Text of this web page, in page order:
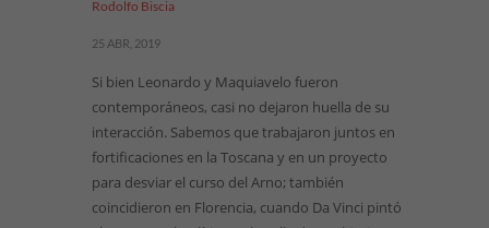
Rodolfo Biscia
25 ABR, 2019
Si bien Leonardo y Maquiavelo fueron
contemporáneos, casi no dejaron huella de su
interacción. Sabemos que trabajaron juntos en
fortificaciones en la Toscana y en un proyecto
para desviar el curso del Arno; también
coincidieron en Florencia, cuando Da Vinci pintó